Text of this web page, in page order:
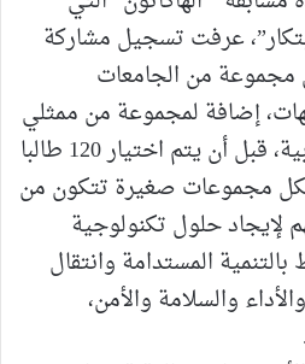
عرفت تسجيل مشاركة
مجموعة من الجامعات
إضافة لمجموعة من ممثلي
الأندية والجمعيات الطلابية، قبل أن يتم اختيار 120 طالبا
مجموعات صغيرة تتكون من
لإيجاد حلول تكنولوجية
المستدامة وانتقال
والسلامة والأمن،